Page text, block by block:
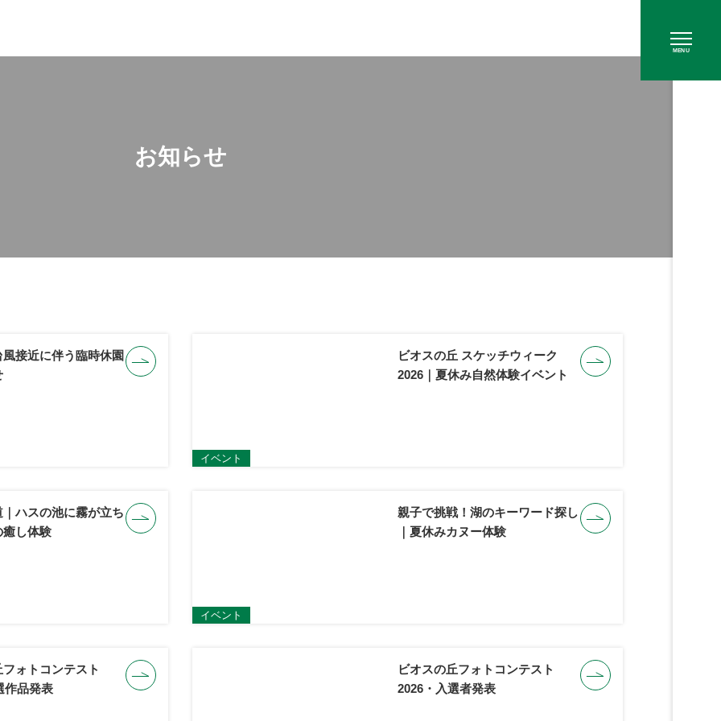
MENU
お知らせ
接近に伴う臨時休園
イベント
ビオスの丘 スケッチウィーク
2026｜夏休み自然体験イベント
ハスの池に霧が立ち
癒し体験
イベント
親子で挑戦！湖のキーワード探し
｜夏休みカヌー体験
ォトコンテスト
作品発表
ビオスの丘フォトコンテスト
2026・入選者発表